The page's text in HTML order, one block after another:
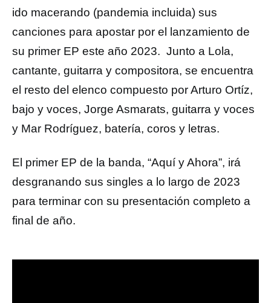
ido macerando (pandemia incluida) sus
canciones para apostar por el lanzamiento de
su primer EP este año 2023. Junto a Lola,
cantante, guitarra y compositora, se encuentra
el resto del elenco compuesto por Arturo Ortíz,
bajo y voces, Jorge Asmarats, guitarra y voces
y Mar Rodríguez, batería, coros y letras.
El primer EP de la banda, “Aquí y Ahora”, irá
desgranando sus singles a lo largo de 2023
para terminar con su presentación completo a
final de año.